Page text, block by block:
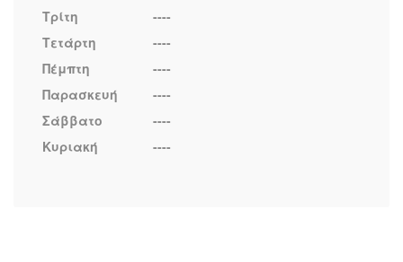
Τρίτη
----
Τετάρτη
----
Πέμπτη
----
Παρασκευή
----
Σάββατο
----
Κυριακή
----